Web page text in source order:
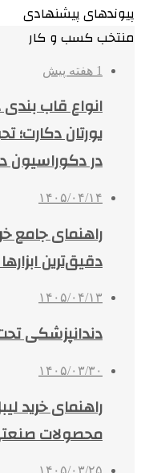
پیوندهای پیشنهادی
منتخب کسب و کار
1 هفته پیش
انواع قاب
یورتان
در دکوراسیون
۱۴۰۵/۰۴/۱۴
راهنمای جامع
دقیق‌ترین
۱۴۰۵/۰۴/۱۳
دندانپزشکی
۱۴۰۵/۰۳/۳۰
راهنمای خرید
محصولات